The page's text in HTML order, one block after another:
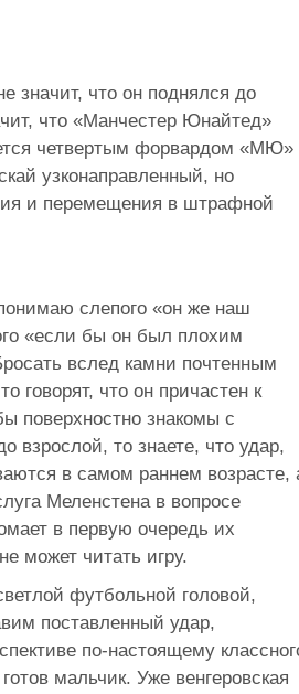
значит, что он поднялся до
что «Манчестер Юнайтед»
четвертым форвардом «МЮ»
узконаправленный, но
и перемещения в штрафной
слепого «он же наш
«если бы он был плохим
вслед камни почтенным
говорят, что он причастен к
поверхностно знакомы с
взрослой, то знаете, что удар,
в самом раннем возрасте,
Меленстена в вопросе
в первую очередь их
может читать игру.
футбольной головой,
поставленный удар,
по-настоящему
мальчик. Уже венгеровская